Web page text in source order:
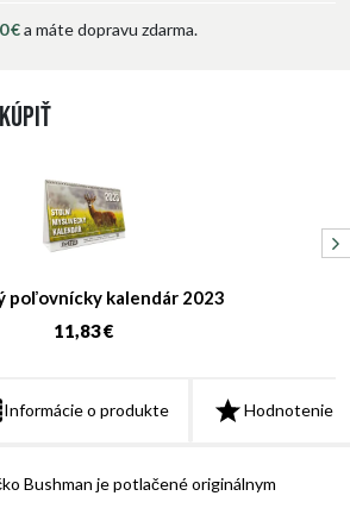
€a máte dopravu zdarma.
poľovnícky kalendár 2023
11,83 €
Informácie o produkte Hodnotenie
Bushman je potlačené originálnym